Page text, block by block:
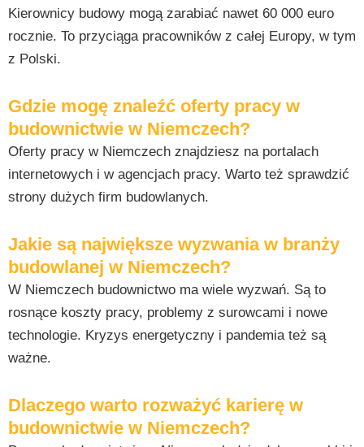
Kierownicy budowy mogą zarabiać nawet 60 000 euro
rocznie. To przyciąga pracowników z całej Europy, w tym
z Polski.
Gdzie mogę znaleźć oferty pracy w
budownictwie w Niemczech?
Oferty pracy w Niemczech znajdziesz na portalach
internetowych i w agencjach pracy. Warto też sprawdzić
strony dużych firm budowlanych.
Jakie są największe wyzwania w branży
budowlanej w Niemczech?
W Niemczech budownictwo ma wiele wyzwań. Są to
rosnące koszty pracy, problemy z surowcami i nowe
technologie. Kryzys energetyczny i pandemia też są
ważne.
Dlaczego warto rozważyć karierę w
budownictwie w Niemczech?